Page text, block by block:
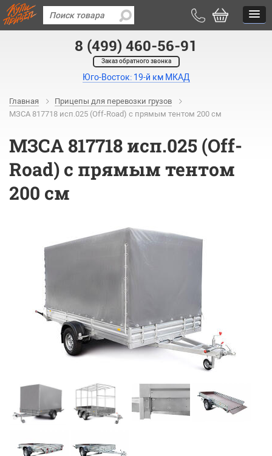
8 (499) 460-56-91
Заказ обратного звонка
Юго-Восток: 19-й км МКАД
Главная
Прицепы для перевозки грузов
МЗСА 817718 исп.025 (Off-Road) с прямым тентом 200 см
МЗСА 817718 исп.025 (Off-
Road) с прямым тентом
200 см